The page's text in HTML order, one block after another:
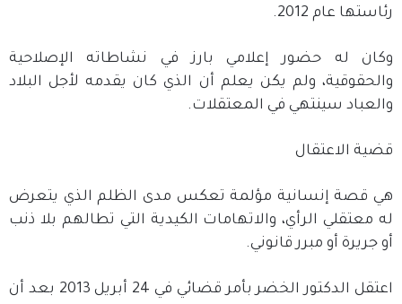
رئاستها عام 2012.
وكان له حضور إعلامي بارز في نشاطاته الإصلاحية
والحقوقية، ولم يكن يعلم أن الذي كان يقدمه لأجل البلاد
والعباد سينتهي في المعتقلات.
قضية الاعتقال
هي قصة إنسانية مؤلمة تعكس مدى الظلم الذي يتعرض
له معتقلي الرأي، والاتهامات الكيدية التي تطالهم بلا ذنب
أو جريرة أو مبرر قانوني.
اعتقل الدكتور الخضر بأمر قضائي في 24 أبريل 2013 بعد أن